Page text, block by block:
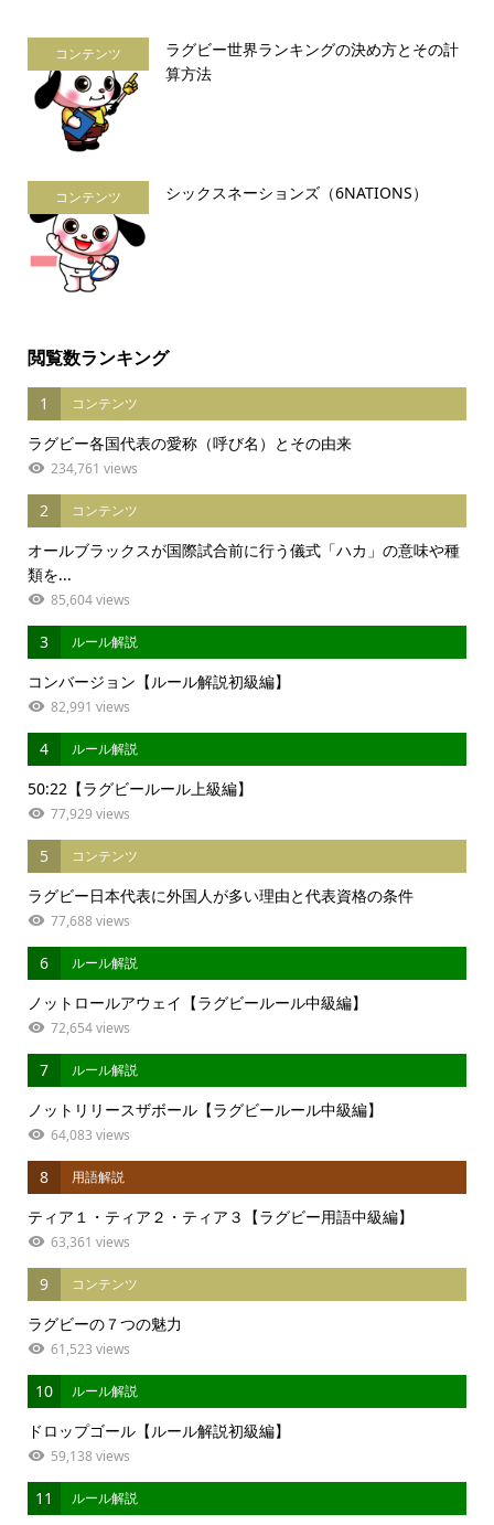
コンテンツ
ラグビー世界ランキングの決め方とその計
算方法
コンテンツ シックスネーションズ（6NATIONS）
閲覧数ランキング
1 コンテンツ
ラグビー各国代表の愛称（呼び名）とその由来
234,761 views
2 コンテンツ
オールブラックスが国際試合前に行う儀式「ハカ」の意味や種
類を...
85,604 views
3 ルール解説
コンバージョン【ルール解説初級編】
82,991 views
4 ルール解説
50:22【ラグビールール上級編】
77,929 views
5 コンテンツ
ラグビー日本代表に外国人が多い理由と代表資格の条件
77,688 views
6 ルール解説
ノットロールアウェイ【ラグビールール中級編】
72,654 views
7 ルール解説
ノットリリースザボール【ラグビールール中級編】
64,083 views
8 用語解説
ティア１・ティア２・ティア３【ラグビー用語中級編】
63,361 views
9 コンテンツ
ラグビーの７つの魅力
61,523 views
10 ルール解説
ドロップゴール【ルール解説初級編】
59,138 views
11 ルール解説